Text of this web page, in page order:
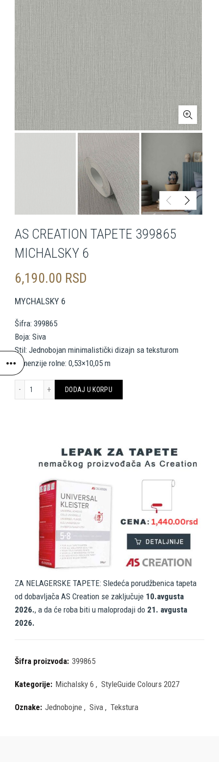
AS CREATION TAPETE 399865
MICHALSKY 6
6,190.00 RSD
MYCHALSKY 6
Šifra: 399865
Boja: Siva
Stil: Jednobojan minimalistički dizajn sa teksturom
Dimenzije rolne: 0,53×10,05 m
DODAJ U KORPU
ZA NELAGERSKE TAPETE: Sledeća porudžbenica tapeta
od dobavljača AS Creation se zaključuje 10.avgusta
2026., a da će roba biti u maloprodaji do 21. avgusta
2026.
Šifra proizvoda: 399865
Kategorije: Michalsky 6 , StyleGuide Colours 2027
Oznake: Jednobojne , Siva , Tekstura